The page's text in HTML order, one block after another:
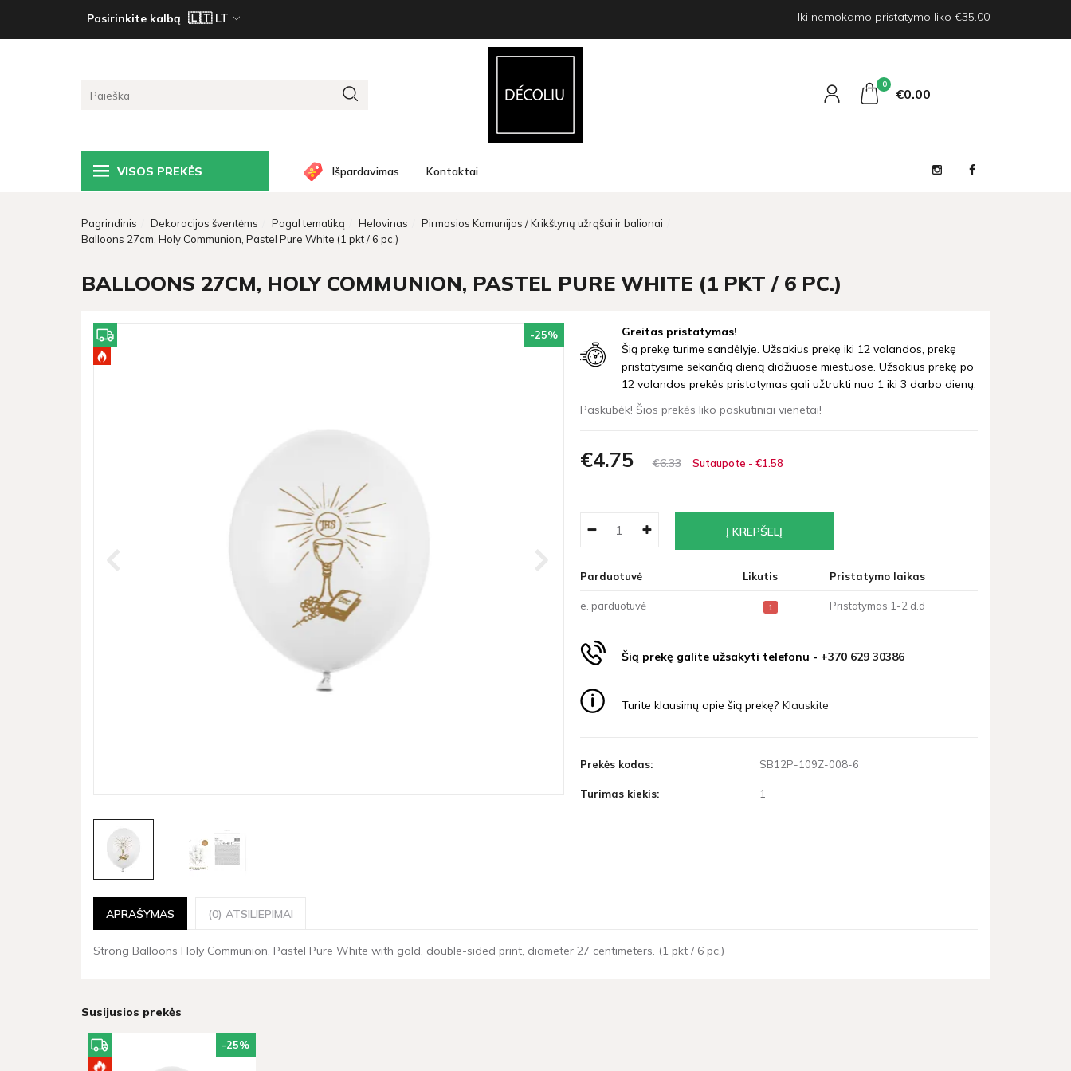
Pasirinkite kalbą Iki nemokamo pristatymo liko €35.00
0
€0 00
VISOS PREKĖS Išpardavimas Kontaktai
Pagrindinis Dekoracijos šventėms Pagal tematiką Helovinas
Pirmosios Komunijos / Krikštynų užrąšai ir balionai
Balloons 27cm, Holy Communion, Pastel Pure White (1 pkt / 6 pc.)
BALLOONS 27CM, HOLY COMMUNION, PASTEL PURE WHITE (1 PKT / 6 PC.)
-25%
Greitas pristatymas!
Šią prekę turime sandėlyje. Užsakius prekę iki 12 valandos, prekę
pristatysime sekančią dieną didžiuose miestuose. Užsakius prekę po
12 valandos prekės pristatymas gali užtrukti nuo 1 iki 3 darbo dienų.
Paskubėk! Šios prekės liko paskutiniai vienetai!
€4 75 €633 Sutaupote - €1 58
Parduotuvė Likutis Pristatymo laikas
e. parduotuvė 1 Pristatymas 1-2 d.d
Šią prekę galite užsakyti telefonu - +370 629 30386
Turite klausimų apie šią prekę? Klauskite
Prekės kodas: SB12P-109Z-008-6
Turimas kiekis: 1
APRAŠYMAS (0) ATSILIEPIMAI
Strong Balloons Holy Communion, Pastel Pure White with gold, double-sided print, diameter 27 centimeters. (1 pkt / 6 pc.)
Susijusios prekės
-25%